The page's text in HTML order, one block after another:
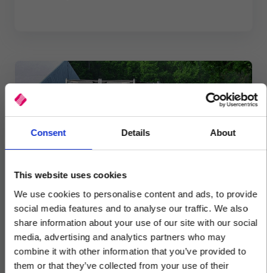
Consent Details About
This website uses cookies
We use cookies to personalise content and ads, to provide
social media features and to analyse our traffic. We also
share information about your use of our site with our social
media, advertising and analytics partners who may
combine it with other information that you’ve provided to
them or that they’ve collected from your use of their
Verhuur
Van Overbeek Sanitair -
×